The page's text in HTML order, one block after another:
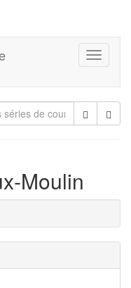
Toggle
Moulin